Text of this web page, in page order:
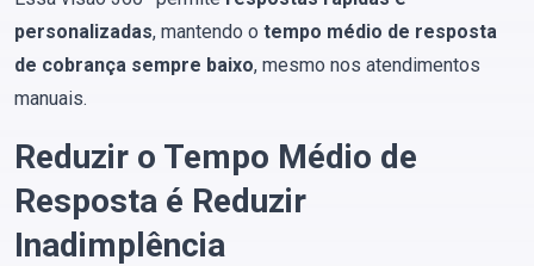
personalizadas, mantendo o tempo médio de resposta
de cobrança sempre baixo, mesmo nos atendimentos
manuais.
Reduzir o Tempo Médio de
Resposta é Reduzir
Inadimplência